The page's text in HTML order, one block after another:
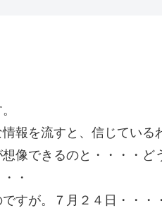
報を流すと、信じている
像できるのと・・・・ど
・
すが。７月２４日・・・